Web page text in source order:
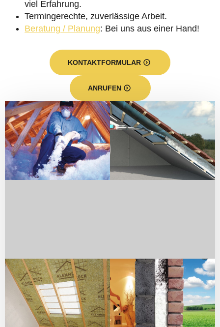
viel Erfahrung.
Termingerechte, zuverlässige Arbeit.
Beratung / Planung: Bei uns aus einer Hand!
KONTAKTFORMULAR
ANRUFEN